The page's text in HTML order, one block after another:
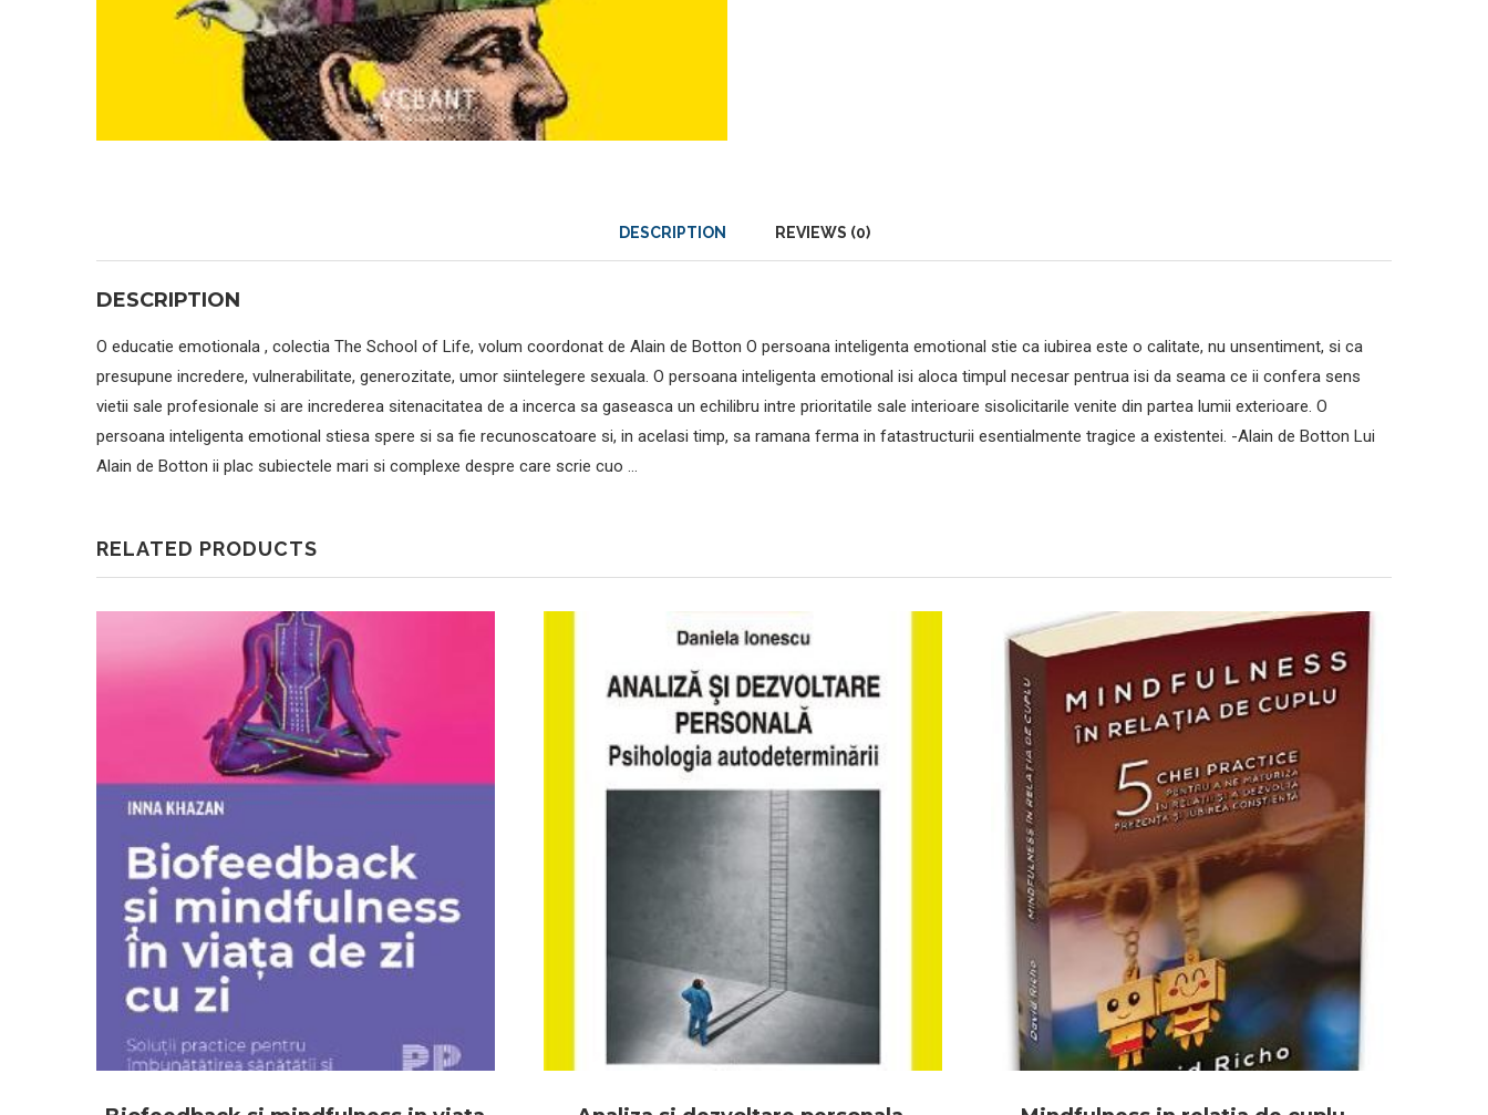
DESCRIPTION REVIEWS (0)
DESCRIPTION
O educatie emotionala , colectia The School of Life, volum coordonat de Alain de Botton O persoana inteligenta emotional stie ca iubirea este o calitate, nu unsentiment, si ca
presupune incredere, vulnerabilitate, generozitate, umor siintelegere sexuala. O persoana inteligenta emotional isi aloca timpul necesar pentrua isi da seama ce ii confera sens
vietii sale profesionale si are increderea sitenacitatea de a incerca sa gaseasca un echilibru intre prioritatile sale interioare sisolicitarile venite din partea lumii exterioare. O
persoana inteligenta emotional stiesa spere si sa fie recunoscatoare si, in acelasi timp, sa ramana ferma in fatastructurii esentialmente tragice a existentei. -Alain de Botton Lui
Alain de Botton ii plac subiectele mari si complexe despre care scrie cuo …
RELATED PRODUCTS